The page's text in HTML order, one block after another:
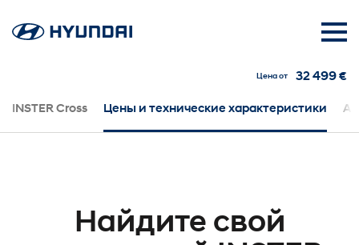
INSTER Cross Цены и технические характеристики
Цена от 32 499 €
Найдите свой